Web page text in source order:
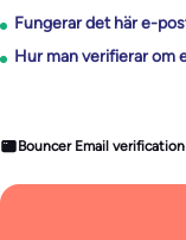
Fungerar det här e-
Hur man verifierar om
Bouncer Email verification